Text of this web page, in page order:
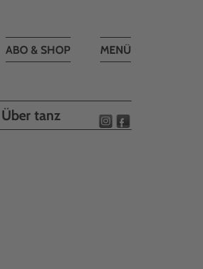
Toggle
MENÜ
ABO & SHOP
Über tanz